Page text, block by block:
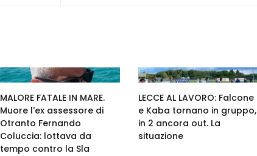
MALORE FATALE IN MARE.
Muore l'ex assessore di
Otranto Fernando
Coluccia: lottava da
tempo contro la Sla
LECCE AL LAVORO: Falcone
e Kaba tornano in gruppo,
in 2 ancora out. La
situazione